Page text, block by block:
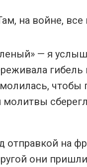
— я
чтобы
на
они